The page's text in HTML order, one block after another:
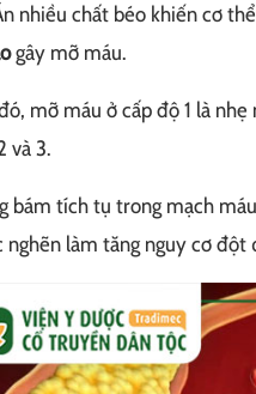
nhiều chất béo khiến cơ
gây mỡ máu.
mỡ máu ở cấp độ 1 là
và 3.
bám tích tụ trong mạch
làm tăng nguy cơ